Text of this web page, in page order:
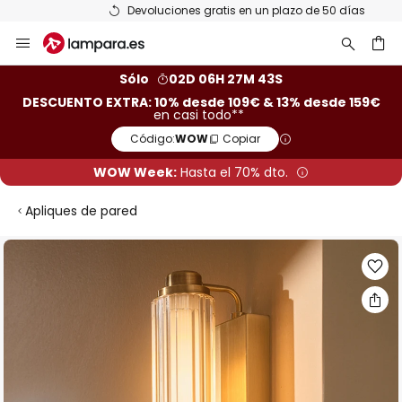
Devoluciones gratis en un plazo de 50 días
al
Sólo
02D 06H 27M 43S
DESCUENTO EXTRA: 10% desde 109€ & 13% desde 159€
en casi todo**
Código:WOW Copiar
WOW Week: Hasta el 70% dto.
Apliques de pared
Saltar